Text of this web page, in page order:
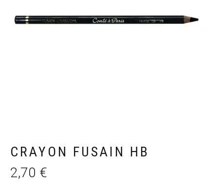
CRAYON FUSAIN HB
2,70 €